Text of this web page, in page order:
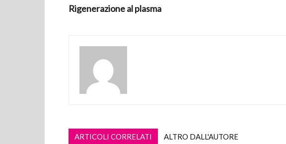
Rigenerazione al plasma
ARTICOLI CORRELATI ALTRO DALL'AUTORE